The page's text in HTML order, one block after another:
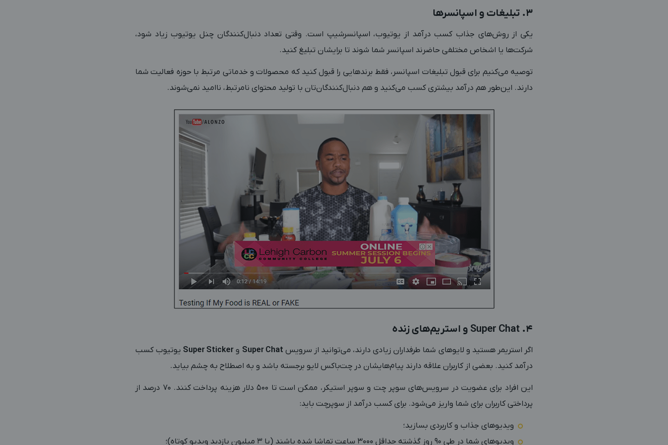
3. تبلیغات و اسپانسرها
یکی از روش‌های جذاب کسب درآمد از یوتیوب، اسپانسرشیپ است. وقتی تعداد دنبال‌کنندگان چنل یوتیوب زیاد شود،
شرکت‌ها یا اشخاص مختلفی حاضرند اسپانسر شما شوند تا برایشان تبلیغ کنید.
توصیه می‌کنیم برای قبول تبلیغات اسپانسر، فقط برندهایی را قبول کنید که محصولات و خدماتی مرتبط با حوزه فعالیت شما
دارند. این‌طور هم درآمد بیشتری کسب می‌کنید و هم دنبال‌کنندگان‌تان با تولید محتوای نامرتبط، ناامید نمی‌شوند.
4. Super Chat و استریم‌های زنده
اگر استریمر هستید و لایوهای شما طرفداران زیادی دارند، می‌توانید از سرویس Super Chat و Super Sticker یوتیوب کسب
درآمد کنید. بعضی از کاربران علاقه دارند پیام‌هایشان در چت‌باکس لایو برجسته باشد و به اصطلاح به‌ چشم بیاید.
این افراد برای عضویت در سرویس‌های سوپر چت و سوپر استیکر، ممکن است تا 500 دلار هزینه پرداخت کنند. 70 درصد از
پرداختی کاربران برای شما واریز می‌شود. برای کسب درآمد از سوپرچت باید:
ویدیوهای جذاب و کاربردی بسازید؛
ویدیوهای شما در طی 90 روز گذشته حداقل 3000 ساعت تماشا شده باشند (یا 3 میلیون بازدید ویدیو کوتاه)؛